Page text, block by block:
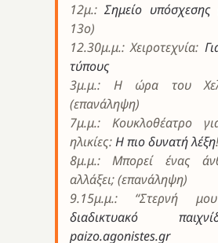
12μ.:Σημείο υπόσχεσης
13ο)
12.30μ.μ.: Χειροτεχνία:
τύπους
3μ.μ.: Η ώρα του
(επανάληψη)
7μ.μ.: Κουκλοθέατρο
ηλικίες:Η πιο δυνατή λέξη!
8μ.μ.: Μπορεί ένας
αλλάξει; (επανάληψη)
9.15μ.μ.: “Στερνή
διαδικτυακό
paizo.agonistes.gr